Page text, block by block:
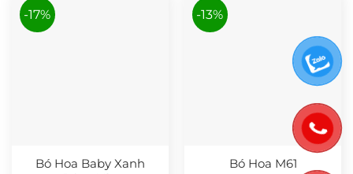
-17%
Bó Hoa Baby Xanh
-13%
Bó Hoa M61